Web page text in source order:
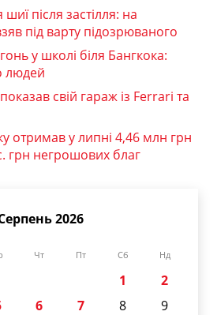
після застілля: на
під варту підозрюваного
у школі біля Бангкока:
людей
свій гараж із Ferrari та
отримав у липні 4,46 млн грн
грн негрошових благ
2026
Чт Пт Сб Нд
1
2
6 7 8
9